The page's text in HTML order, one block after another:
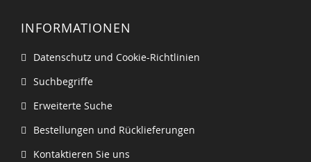
INFORMATIONEN
Datenschutz und Cookie-Richtlinien
Suchbegriffe
Erweiterte Suche
Bestellungen und Rücklieferungen
Kontaktieren Sie uns